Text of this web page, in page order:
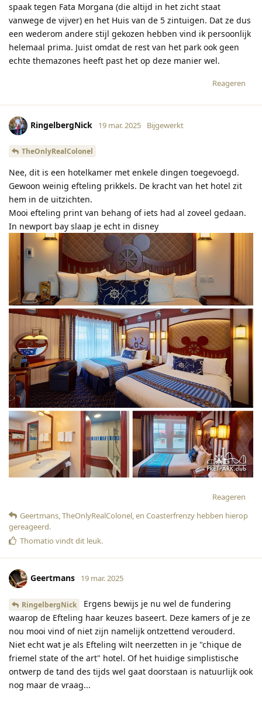
spaak tegen Fata Morgana (die altijd in het zicht staat
vanwege de vijver) en het Huis van de 5 zintuigen. Dat ze dus
een wederom andere stijl gekozen hebben vind ik persoonlijk
helemaal prima. Juist omdat de rest van het park ook geen
echte themazones heeft past het op deze manier wel.
Reageren
RingelbergNick 19 mar. 2025 Bijgewerkt
TheOnlyRealColonel
Nee, dit is een hotelkamer met enkele dingen toegevoegd.
Gewoon weinig efteling prikkels. De kracht van het hotel zit
hem in de uitzichten.
Mooi efteling print van behang of iets had al zoveel gedaan.
In newport bay slaap je echt in disney
Reageren
Geertmans,TheOnlyRealColonel, en Coasterfrenzy hebben hierop
gereageerd.
Thomatio vindt dit leuk.
Geertmans 19 mar. 2025
RingelbergNick
Ergens bewijs je nu wel de fundering
waarop de Efteling haar keuzes baseert. Deze kamers of je ze
nou mooi vind of niet zijn namelijk ontzettend verouderd.
Niet echt wat je als Efteling wilt neerzetten in je "chique de
friemel state of the art" hotel. Of het huidige simplistische
ontwerp de tand des tijds wel gaat doorstaan is natuurlijk ook
nog maar de vraag...